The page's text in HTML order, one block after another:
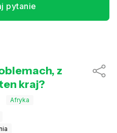
pytanie
z
kraj?
Afryka